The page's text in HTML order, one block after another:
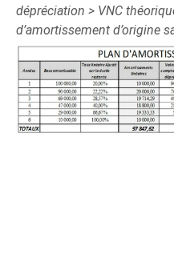
dépréciation > VNC
d’amortissement d’origine